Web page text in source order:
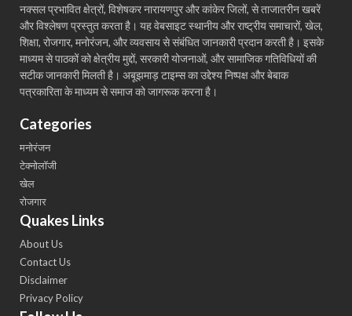
नक्सल प्रभावित क्षेत्रों, विशेषकर नारायणपुर और कांकेर जिलों, से ताजातरीन खबरें
और विश्लेषण प्रस्तुत करता है। यह वेबसाइट स्थानीय और राष्ट्रीय समाचारों, खेल,
शिक्षा, रोजगार, मनोरंजन, और व्यवसाय से संबंधित जानकारी प्रदान करती है। इसके
माध्यम से पाठकों को क्षेत्रीय मुद्दों, सरकारी योजनाओं, और सामाजिक गतिविधियों की
सटीक जानकारी मिलती है। अबूझमाड़ टाइम्स का उद्देश्य निष्पक्ष और बेबाक
पत्रकारिता के माध्यम से समाज को जागरूक करना है।
Categories
मनोरंजन
टेक्नोलॉजी
खेल
रोजगार
Quakes Links
About Us
Contact Us
Disclaimer
Privacy Policy